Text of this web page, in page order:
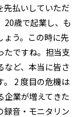
先払いしていただ
20歳で起業し、も
ょう。この時に先
たですね。担当支
など、本当に皆さ
。 2 度目の危機は
企業が増えてきた
録音・モニタリン